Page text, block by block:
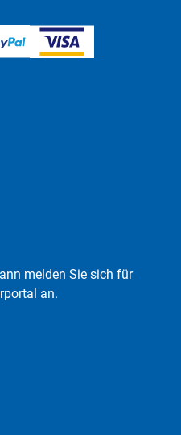
melden Sie sich für
an.